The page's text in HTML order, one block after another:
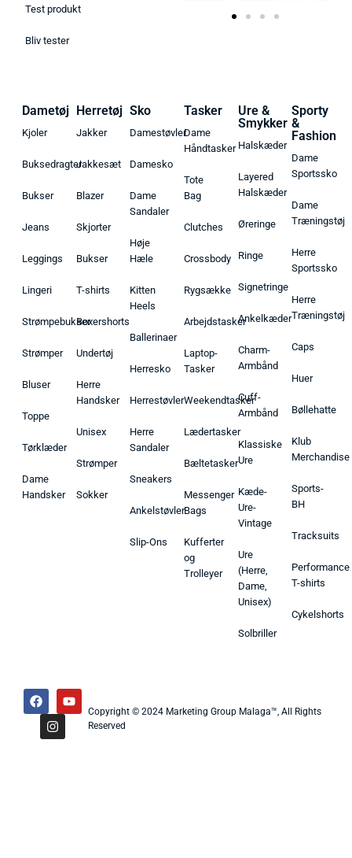
Test produkt
Bliv tester
Dametøj
Kjoler
Buksedragter
Bukser
Jeans
Leggings
Lingeri
Strømpebukser
Strømper
Bluser
Toppe
Tørklæder
Dame
Handsker
Herretøj
Jakker
Jakkesæt
Blazer
Skjorter
Bukser
T-shirts
Boxershorts
Undertøj
Herre
Handsker
Unisex
Strømper
Sokker
Sko
Damestøvler
Damesko
Dame
Sandaler
Høje
Hæle
Kitten
Heels
Ballerinaer
Herresko
Herrestøvler
Herre
Sandaler
Sneakers
Ankelstøvler
Slip-Ons
Tasker
Dame
Håndtasker
Tote
Bag
Clutches
Crossbody
Rygsække
Arbejdstasker
Laptop-
Tasker
Weekendtasker
Lædertasker
Bæltetasker
Messenger
Bags
Kufferter
og
Trolleyer
Ure &
Smykker
Halskæder
Layered
Halskæder
Øreringe
Ringe
Signetringe
Ankelkæder
Charm-
Armbånd
Cuff-
Armbånd
Klassiske
Ure
Kæde-
Ure-
Vintage
Ure
(Herre,
Dame,
Unisex)
Solbriller
Sporty
&
Fashion
Dame
Sportssko
Dame
Træningstøj
Herre
Sportssko
Herre
Træningstøj
Caps
Huer
Bøllehatte
Klub
Merchandise
Sports-
BH
Tracksuits
Performance
T-shirts
Cykelshorts
Copyright © 2024 Marketing Group Malaga™, All Rights
Reserved